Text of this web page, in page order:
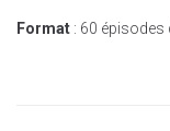
Format : 60 épisodes